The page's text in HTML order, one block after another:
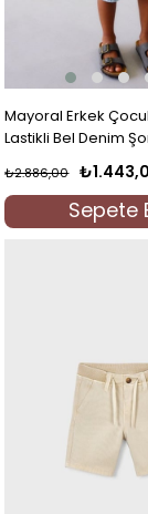
Mayoral Erkek
Lastikli Bel Denim
₺2.886,00
Sepete